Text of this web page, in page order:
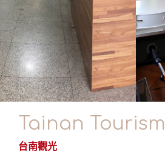
Tainan Tourism
台南觀光